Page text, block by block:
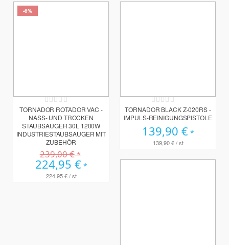
-6%
Rating:
0%
TORNADOR ROTADOR VAC -
NASS- UND TROCKEN
STAUBSAUGER 30L 1200W
INDUSTRIESTAUBSAUGER MIT
ZUBEHÖR
239,00 €
Sonderpreis
224,95 €
224,95 €/ st
Rating:
0%
TORNADOR BLACK Z-020RS -
IMPULS-REINIGUNGSPISTOLE
139,90 €
139,90 €/ st